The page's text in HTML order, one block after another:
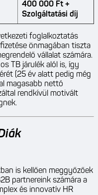
400 000 Ft +
Szolgáltatási díj
foglalkoztatás
önmagában tiszta
vállalat számára.
TB járulék alól is, így
(25 év alatt pedig még
magasabb nettó
rendkívül motivált
is kellően meggyőzőek
partnereink számára a
és innovatív HR